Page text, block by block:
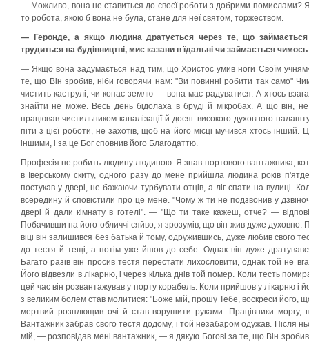
— Можливо, вона не ставиться до своєї роботи з добрими помислами?
то робота, якою б вона не була, стане для неї святом, торжеством.
— Геронде, а якщо людина дратується через те, що
трудиться на будівництві, миє казани в їдальні чи займається
— Якщо вона задумається над тим, що Христос умив ноги Своїм
те, що Він зробив, ніби говорячи нам: "Ви повинні робити так само"
чистить каструлі, чи копає землю — вона має радуватися. А хтось
знайти не може. Весь день бідолаха в бруді й мікробах. А що він,
працював чистильником каналізації й досяг високого духовного
піти з цієї роботи, не захотів, щоб на його місці мучився хтось
іншими, і за це Бог сповнив його Благодаттю.
Професія не робить людину людиною. Я знав портового вантажника,
в Іверському скиту, одного разу до мене прийшла людина років
постукав у двері, не бажаючи турбувати отців, а ліг спати на вулиці.
всередину й сповістили про це мене. "Чому ж ти не подзвонив у
двері й дали кімнату в готелі". — "Що ти таке кажеш, отче? —
Побачивши на його обличчі сяйво, я зрозумів, що він жив дуже духовно.
віці він залишився без батька й тому, одружившись, дуже любив свого
до тестя й тещі, а потім уже йшов до себе. Однак він дуже
Багато разів він просив тестя перестати лихословити, однак той не
Його відвезли в лікарню, і через кілька днів той помер. Коли тесть
цей час він розвантажував у порту корабель. Коли прийшов у лікарню і
з великим болем став молитися: "Боже мій, прошу Тебе, воскреси його,
мертвий розплющив очі й став ворушити руками. Працівники моргу,
Вантажник забрав свого тестя додому, і той незабаром одужав. Після
мій, — розповідав мені вантажник, — я дякую Богові за те, що Він